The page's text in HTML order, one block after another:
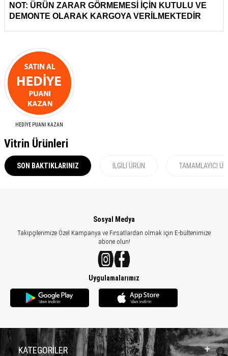
NOT: ÜRÜN ZARAR GÖRMEMESİ İÇİN KUTULU VE
DEMONTE OLARAK KARGOYA VERİLMEKTEDİR
HEDİYE PUANI KAZAN
Vitrin Ürünleri
SON BAKTIKLARINIZ İLGILI ÜRÜN TAMAMLAYICI
Sosyal Medya
Takipçilerimize Özel Kampanya ve Fırsatlardan olmak için E-bültenimize
abone olun!
Uygulamalarımız
KATEGORİLER